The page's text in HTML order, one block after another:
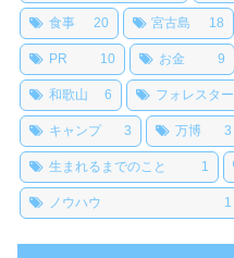
食事 20 宮古島 18
PR 10 お金 9
和歌山 6 フォレスター
キャンプ 3 万博 3
生まれるまでのこと 1
ノウハウ 1